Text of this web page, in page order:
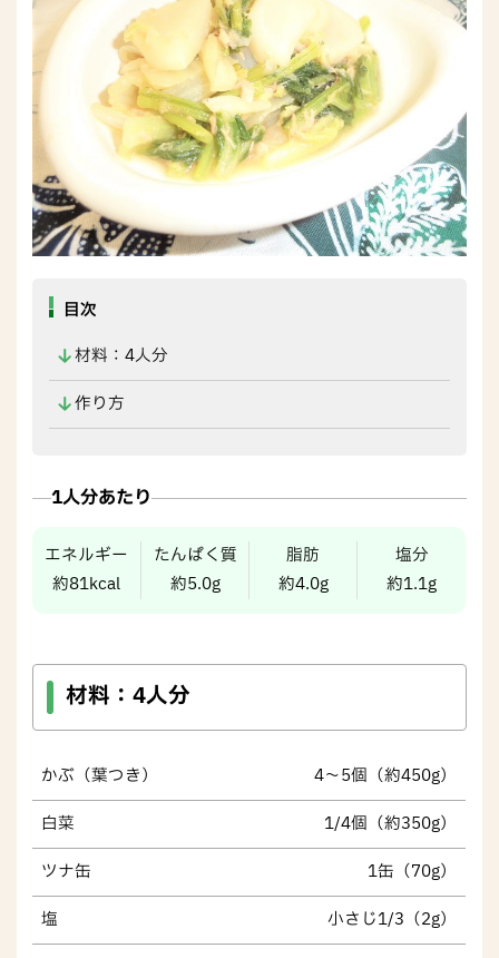
目次
材料：4人分
作り方
1人分あたり
エネルギー
約81kcal
たんぱく質
約5.0g
脂肪
約4.0g
塩分
約1.1g
材料： 4人分
かぶ（葉つき） 4～5個（約450g）
白菜 1/4個（約350g）
ツナ缶 1缶（70g）
塩 小さじ1/3（2g）